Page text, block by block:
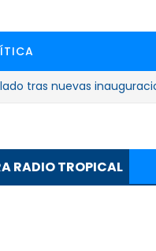
nuevas inauguraciones
RADIO TROPICAL